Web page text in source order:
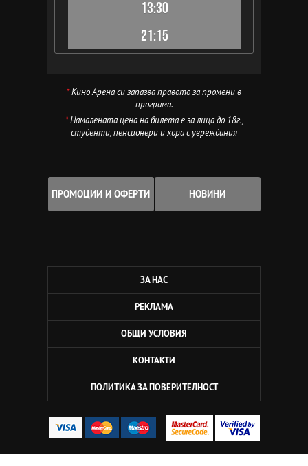
13:30
21:15
*Кино Арена си запазва правото за промени в
програма.
*Намалената цена на билета е за лица до 18г.,
студенти, пенсионери и хора с увреждания
ПРОМОЦИИ И ОФЕРТИ НОВИНИ
ЗА НАС
РЕКЛАМА
ОБЩИ УСЛОВИЯ
КОНТАКТИ
ПОЛИТИКА ЗА ПОВЕРИТЕЛНОСТ